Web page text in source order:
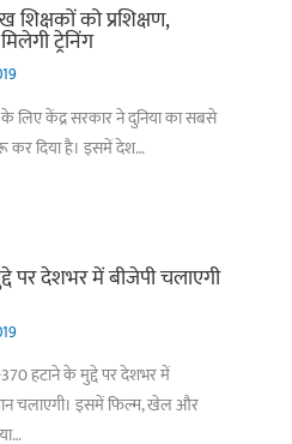
को प्रशिक्षण,
ट्रेनिंग
लिए केंद्र सरकार ने दुनिया का सबसे
कर दिया है। इसमें देश…
पर देशभर में बीजेपी चलाएगी
हटाने के मुद्दे पर देशभर में
चलाएगी। इसमें फिल्म, खेल और